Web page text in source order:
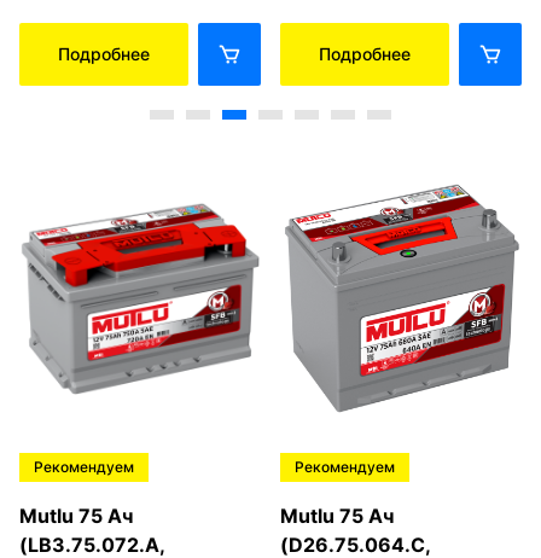
Подробнее Подробнее
Рекомендуем
Mutlu 75 Ач
(LB3.75.072.A,
Рекомендуем
Mutlu 75 Ач
(D26.75.064.C,